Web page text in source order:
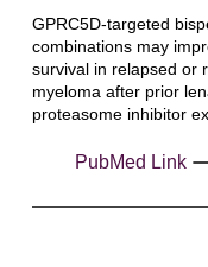
GPRC5D-targeted
combinations may
survival in relapsed or
myeloma after prior
proteasome inhibitor
PubMed Link